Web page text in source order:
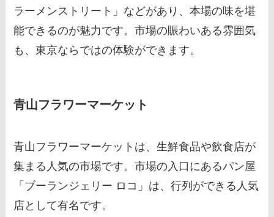
ラーメンストリート」などがあり、本場の味を堪
能できるのが魅力です。市場の賑わいある雰囲気
も、東京ならではの体験ができます。
青山フラワーマーケット
青山フラワーマーケットは、生鮮食品や飲食店が
集まる人気の市場です。市場の入口にあるパン屋
「ブーランジェリー ロコ」は、行列ができる人気
店として有名です。